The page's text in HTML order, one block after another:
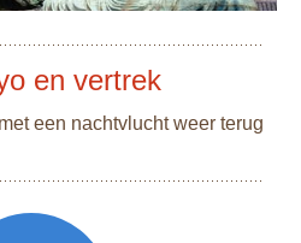
en vertrek
een nachtvlucht weer terug